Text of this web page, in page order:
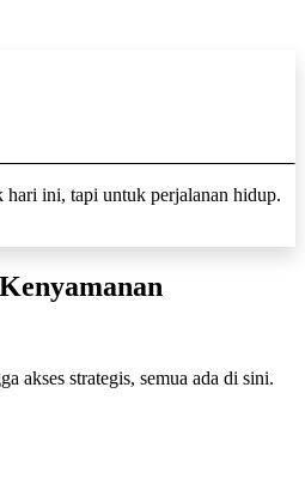
ini, tapi untuk perjalanan hidup.
akses strategis, semua ada di sini.